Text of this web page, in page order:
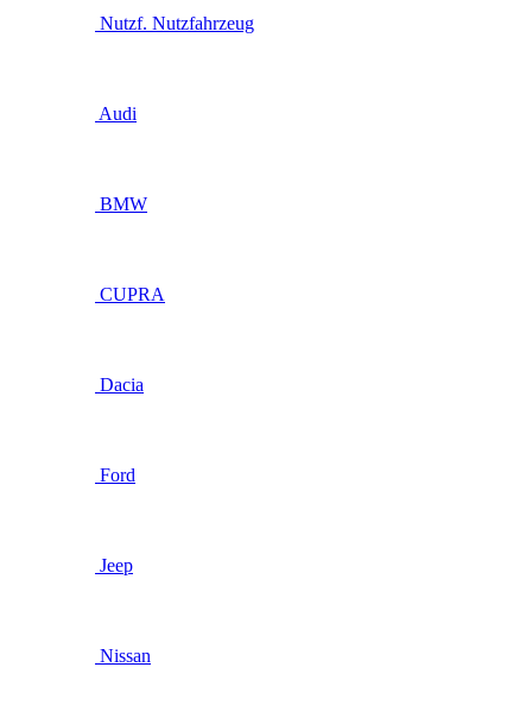
Nutzf. Nutzfahrzeug
Audi
BMW
CUPRA
Dacia
Ford
Jeep
Nissan